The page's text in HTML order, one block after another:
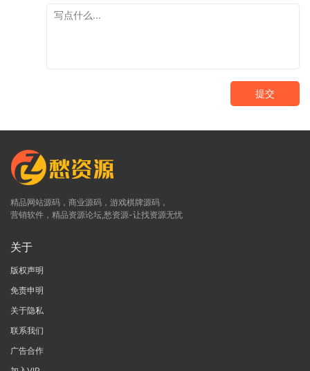
提交
精品网站源码，商业源码，游戏棋牌源码，
营销软件，精品资源论坛,愁资源-让找资源无忧
关于
版权声明
免责申明
关于隐私
联系我们
广告合作